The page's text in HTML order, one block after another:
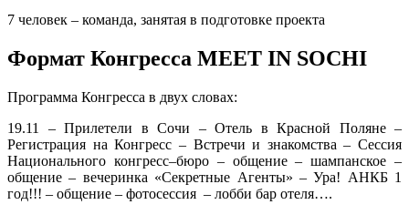
7 человек – команда, занятая в подготовке проекта
Формат Конгресса MEET IN SOCHI
Программа Конгресса в двух словах:
19.11 – Прилетели в Сочи – Отель в Красной Поляне –
Регистрация на Конгресс – Встречи и знакомства – Сессия
Национального конгресс–бюро – общение – шампанское –
общение – вечеринка «Секретные Агенты» – Ура! АНКБ 1
год!!! – общение – фотосессия – лобби бар отеля….